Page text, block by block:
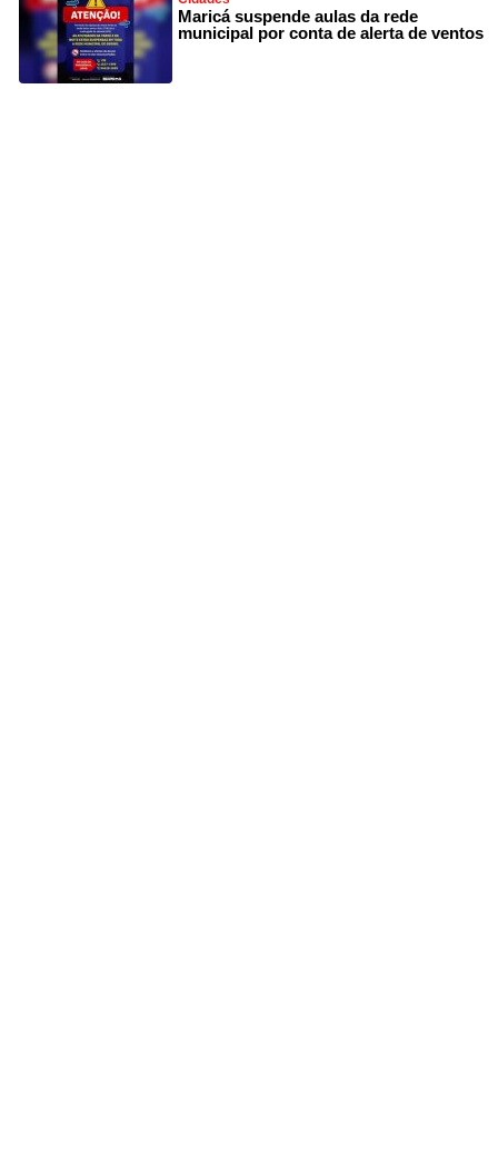
Maricá suspende aulas da rede
municipal por conta de alerta de ventos